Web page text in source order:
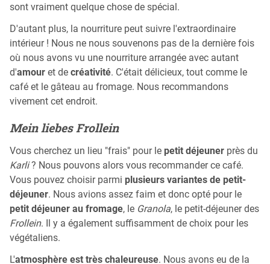
sont vraiment quelque chose de spécial.
D'autant plus, la nourriture peut suivre l'extraordinaire
intérieur ! Nous ne nous souvenons pas de la dernière fois
où nous avons vu une nourriture arrangée avec autant
d'amour et de créativité. C'était délicieux, tout comme le
café et le gâteau au fromage. Nous recommandons
vivement cet endroit.
Mein liebes Frollein
Vous cherchez un lieu "frais" pour le petit déjeuner près du
Karli? Nous pouvons alors vous recommander ce café.
Vous pouvez choisir parmi plusieurs variantes de petit-
déjeuner. Nous avions assez faim et donc opté pour le
petit déjeuner au fromage, le Granola, le petit-déjeuner des
Frollein. Il y a également suffisamment de choix pour les
végétaliens.
L'atmosphère est très chaleureuse. Nous avons eu de la